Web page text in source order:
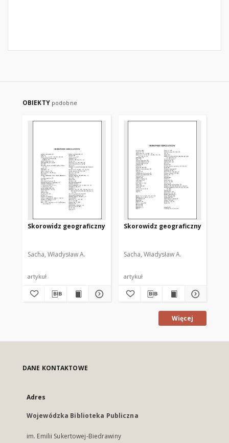
OBIEKTY podobne
Skorowidz geograficzny
Sacha, Władysław A.
artykuł
Skorowidz geograficzny
Sacha, Władysław A.
artykuł
Więcej
DANE KONTAKTOWE
Adres
Wojewódzka Biblioteka Publiczna
im. Emilii Sukertowej-Biedrawiny